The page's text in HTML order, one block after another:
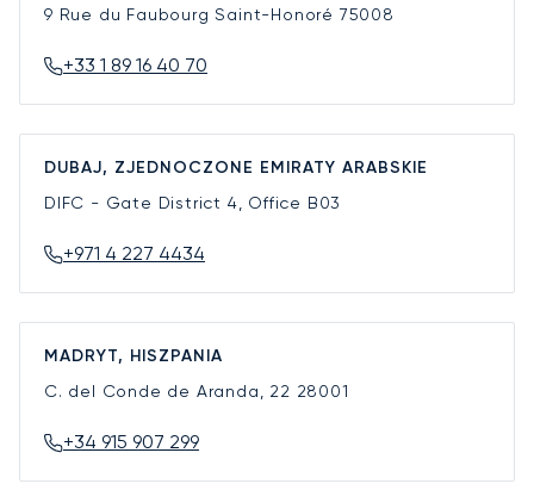
9 Rue du Faubourg Saint-Honoré 75008
+33 1 89 16 40 70
DUBAJ, ZJEDNOCZONE EMIRATY ARABSKIE
DIFC - Gate District 4, Office B03
+971 4 227 4434
MADRYT, HISZPANIA
C. del Conde de Aranda, 22 28001
+34 915 907 299